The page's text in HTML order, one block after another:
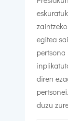
egitea
diren
duzu